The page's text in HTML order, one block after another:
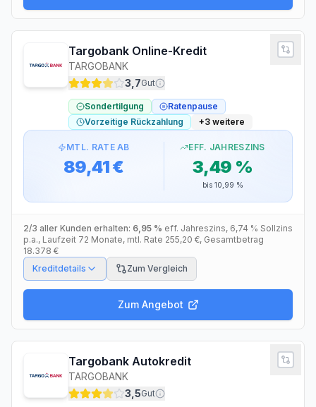
Targobank Online-Kredit
TARGOBANK
3,7Gut
Sondertilgung
Ratenpause
Vorzeitige Rückzahlung
+3 weitere
MTL. RATE AB
89,41 €
EFF. JAHRESZINS
3,49 %
bis 10,99 %
2/3 aller Kunden erhalten: 6,95 % eff. Jahreszins, 6,74 % Sollzins
p.a., Laufzeit 72 Monate, mtl. Rate 255,20 €, Gesamtbetrag
18.378 €
Kreditdetails
Zum Vergleich
Zum Angebot
Targobank Autokredit
TARGOBANK
3,5Gut